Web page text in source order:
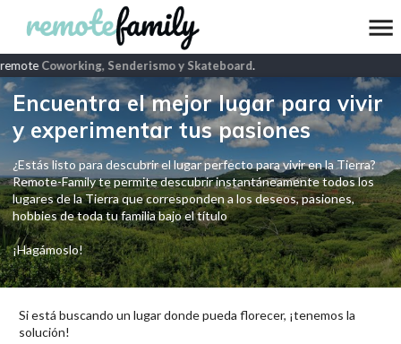
Coworking, Senderismo y Skateboard.
Encuentra el mejor lugar para vivir
y experimentar tus pasiones
¿Estás listo para descubrir el lugar perfecto para vivir en la Tierra?
Remote-Family te permite descubrir instantáneamente todos los
lugares de la Tierra que corresponden a los deseos, pasiones,
hobbies de toda tu familia bajo el título
¡Hagámoslo!
Si está buscando un lugar donde pueda florecer, ¡tenemos la
solución!